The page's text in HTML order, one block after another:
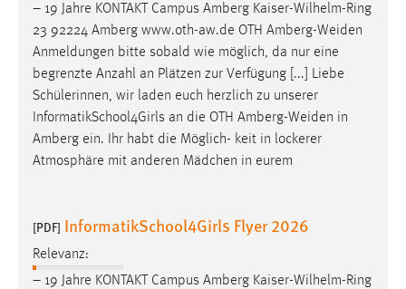
– 19 Jahre KONTAKT Campus Amberg Kaiser-Wilhelm-Ring
23 92224 Amberg www.oth-aw.de OTH Amberg-Weiden
Anmeldungen bitte sobald wie möglich, da nur eine
begrenzte Anzahl an Plätzen zur Verfügung [...] Liebe
Schülerinnen, wir laden euch herzlich zu unserer
InformatikSchool4Girls an die OTH Amberg-Weiden in
Amberg ein. Ihr habt die Möglich- keit in lockerer
Atmosphäre mit anderen Mädchen in eurem
[PDF] InformatikSchool4Girls Flyer 2026
Relevanz:
– 19 Jahre KONTAKT Campus Amberg Kaiser-Wilhelm-Ring